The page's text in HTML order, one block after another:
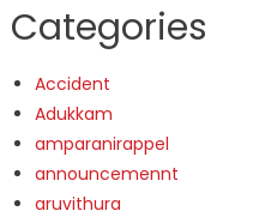
Categories
Accident
Adukkam
amparanirappel
announcemennt
aruvithura